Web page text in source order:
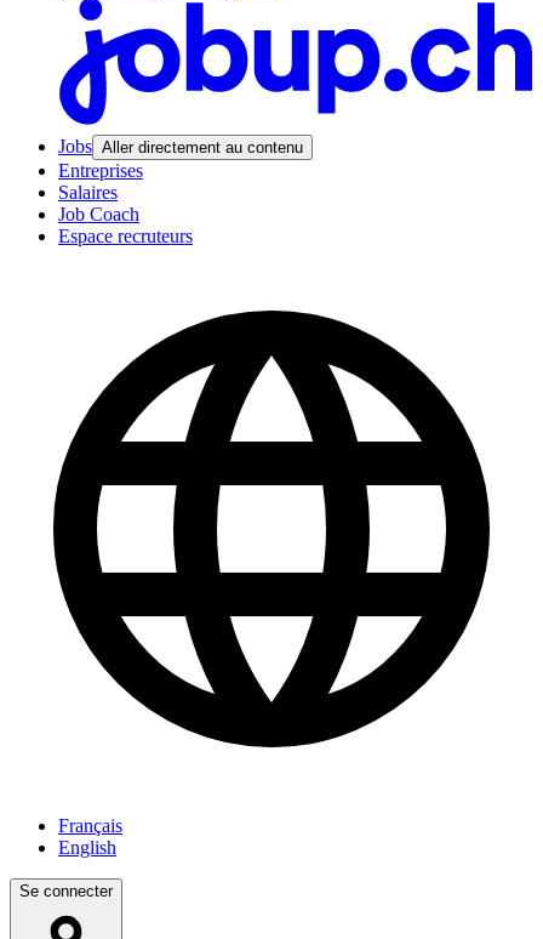
Jobs Aller directement au contenu
Entreprises
Salaires
Job Coach
Espace recruteurs
Français
English
Se connecter